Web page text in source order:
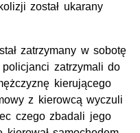
został ukarany
zatrzymany w sobotę
zatrzymali do
kierującego
z kierowcą wyczuli
czego zbadali jego